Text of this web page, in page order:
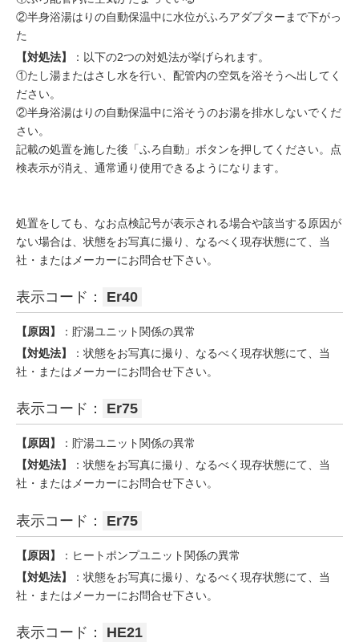
②半身浴湯はりの自動保温中に水位がふろアダプターまで下がっ
た
【対処法】
：以下の2つの対処法が挙げられます。
①たし湯またはさし水を行い、配管内の空気を浴そうへ出してく
ださい。
②半身浴湯はりの自動保温中に浴そうのお湯を排水しないでくだ
さい。
記載の処置を施した後「ふろ自動」ボタンを押してください。点
検表示が消え、通常通り使用できるようになります。
処置をしても、なお点検記号が表示される場合や該当する原因が
ない場合は、状態をお写真に撮り、なるべく現存状態にて、当
社・またはメーカーにお問合せ下さい。
表示コード： Er40
【原因】
：貯湯ユニット関係の異常
【対処法】
：状態をお写真に撮り、なるべく現存状態にて、当
社・またはメーカーにお問合せ下さい。
表示コード： Er75
【原因】
：貯湯ユニット関係の異常
【対処法】
：状態をお写真に撮り、なるべく現存状態にて、当
社・またはメーカーにお問合せ下さい。
表示コード： Er75
【原因】
：ヒートポンプユニット関係の異常
【対処法】
：状態をお写真に撮り、なるべく現存状態にて、当
社・またはメーカーにお問合せ下さい。
表示コード： HE21